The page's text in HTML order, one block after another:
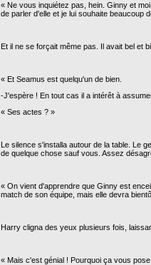
« Ne vous inquiétez pas, hein. Ginny et
de parler d'elle et je lui souhaite beaucoup
Et il ne se forçait même pas. Il avait bel et
« Et Seamus est quelqu'un de bien.
-J'espère ! En tout cas il a intérêt à
« Ses actes ? »
Le silence s'installa autour de la table. Le
de quelque chose sauf vous. Assez
« On vient d'apprendre que Ginny est
match de son équipe, mais elle devra
Harry cligna des yeux plusieurs fois,
« Mais c'est génial ! Pourquoi ça vous